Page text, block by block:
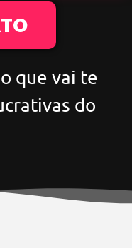
que vai te
do